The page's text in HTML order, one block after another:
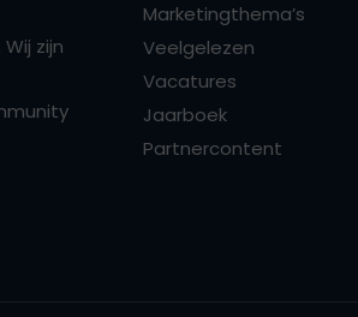
zijn
Marketingthema’s
Veelgelezen
Vacatures
Jaarboek
Partnercontent